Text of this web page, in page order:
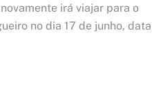
irá viajar para o
no dia 17 de junho, data